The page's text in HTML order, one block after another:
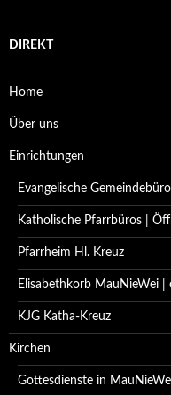
DIREKT
Home
Über uns
Einrichtungen
Evangelische
Katholische Pfarrbüros |
Pfarrheim Hl. Kreuz
Elisabethkorb MauNieWei |
KJG Katha-Kreuz
Kirchen
Gottesdienste in